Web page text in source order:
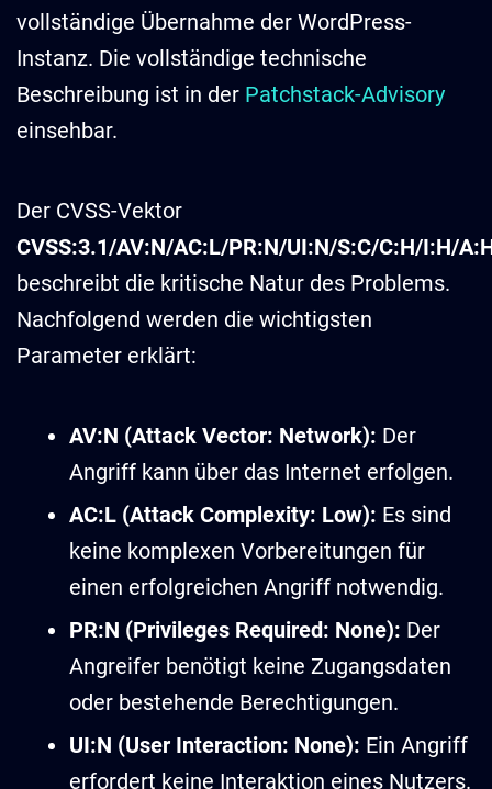
vollständige Übernahme der WordPress-
Instanz. Die vollständige technische
Beschreibung ist in der Patchstack-Advisory
einsehbar.
Der CVSS-Vektor
CVSS:3.1/AV:N/AC:L/PR:N/UI:N/S:C/C:H/I:H/
beschreibt die kritische Natur des Problems.
Nachfolgend werden die wichtigsten
Parameter erklärt:
AV:N (Attack Vector: Network): Der
Angriff kann über das Internet erfolgen.
AC:L (Attack Complexity: Low): Es sind
keine komplexen Vorbereitungen für
einen erfolgreichen Angriff notwendig.
PR:N (Privileges Required: None): Der
Angreifer benötigt keine Zugangsdaten
oder bestehende Berechtigungen.
UI:N (User Interaction: None): Ein Angriff
erfordert keine Interaktion eines Nutzers.